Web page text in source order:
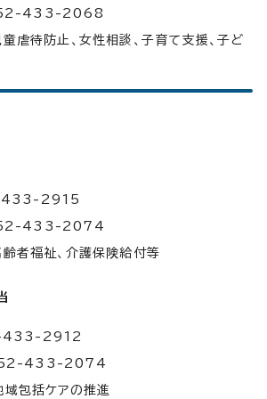
433-2068
虐待防止、女性相談、子育て支援、子ど
433-2915
433-2074
者福祉、介護保険給付等
433-2912
052-433-2074
域包括ケアの推進